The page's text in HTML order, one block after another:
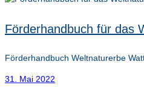
Förderhandbuch für das
Förderhandbuch Weltnaturerbe
31. Mai 2022